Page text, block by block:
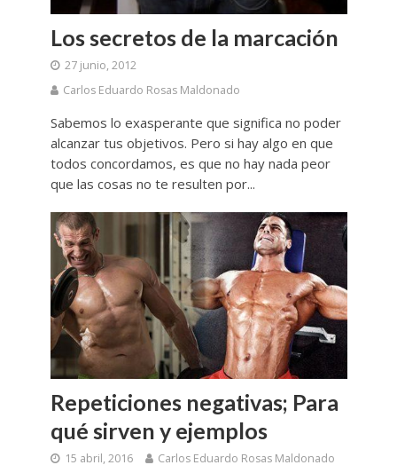
Los secretos de la marcación
27 junio, 2012
Carlos Eduardo Rosas Maldonado
Sabemos lo exasperante que significa no poder
alcanzar tus objetivos. Pero si hay algo en que
todos concordamos, es que no hay nada peor
que las cosas no te resulten por...
Repeticiones negativas; Para
qué sirven y ejemplos
15 abril, 2016 Carlos Eduardo Rosas Maldonado